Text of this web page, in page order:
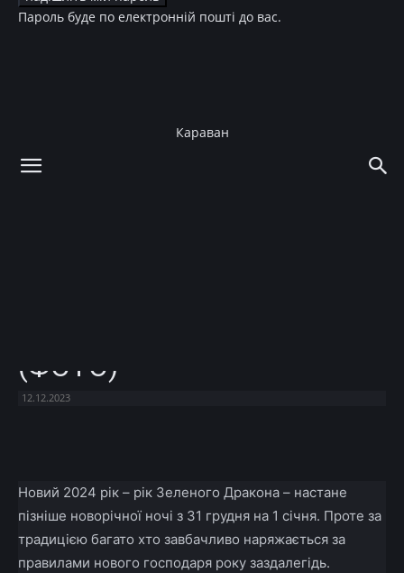
Пароль буде по електронній пошті до вас.
Караван
(ФОТО)
12.12.2023
Новий 2024 рік – рік Зеленого Дракона – настане
пізніше новорічної ночі з 31 грудня на 1 січня. Проте за
традицією багато хто завбачливо наряжається за
правилами нового господаря року заздалегідь.